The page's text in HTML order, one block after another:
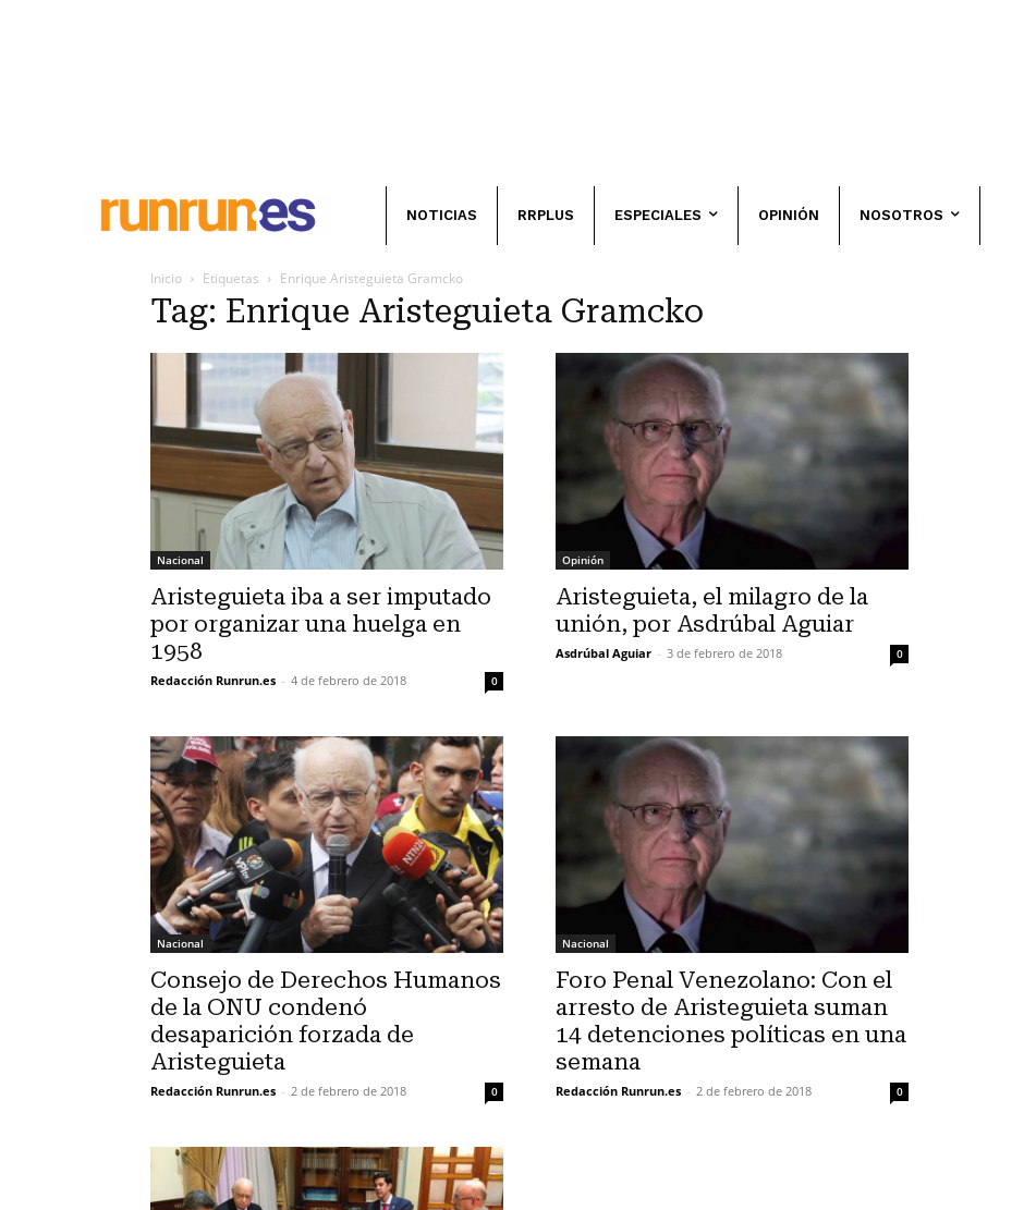
NOTICIAS RRPLUS ESPECIALES OPINIÓN NOSOTROS
Inicio Etiquetas Enrique Aristeguieta Gramcko
Tag: Enrique Aristeguieta Gramcko
Nacional
Aristeguieta iba a ser imputado
por organizar una huelga en
1958
Redacción Runrun.es - 4 de febrero de 2018 0
Opinión
Aristeguieta, el milagro de la
unión, por Asdrúbal Aguiar
Asdrúbal Aguiar - 3 de febrero de 2018 0
Nacional
Consejo de Derechos Humanos
de la ONU condenó
desaparición forzada de
Aristeguieta
Redacción Runrun.es - 2 de febrero de 2018 0
Nacional
Foro Penal Venezolano: Con el
arresto de Aristeguieta suman
14 detenciones políticas en una
semana
Redacción Runrun.es - 2 de febrero de 2018 0